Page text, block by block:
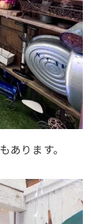
あります。